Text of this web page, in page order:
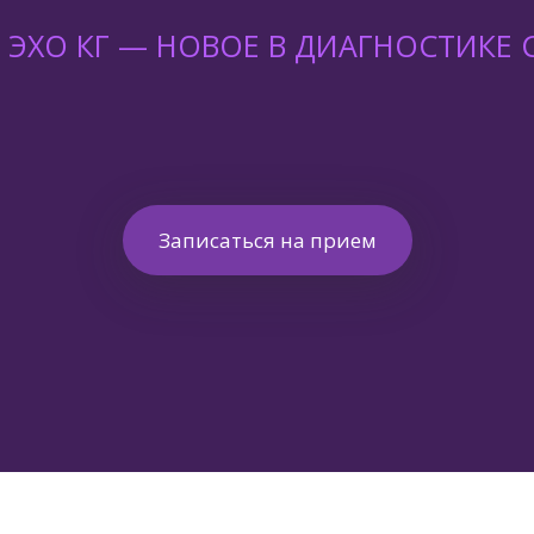
ЭХО КГ — НОВОЕ В ДИАГНОСТИКЕ
Записаться на прием